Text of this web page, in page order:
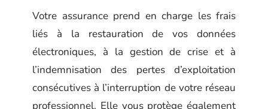
Votre assurance prend en charge les frais
liés à la restauration de vos données
électroniques, à la gestion de crise et à
l’indemnisation des pertes d’exploitation
consécutives à l’interruption de votre réseau
professionnel. Elle vous protège également